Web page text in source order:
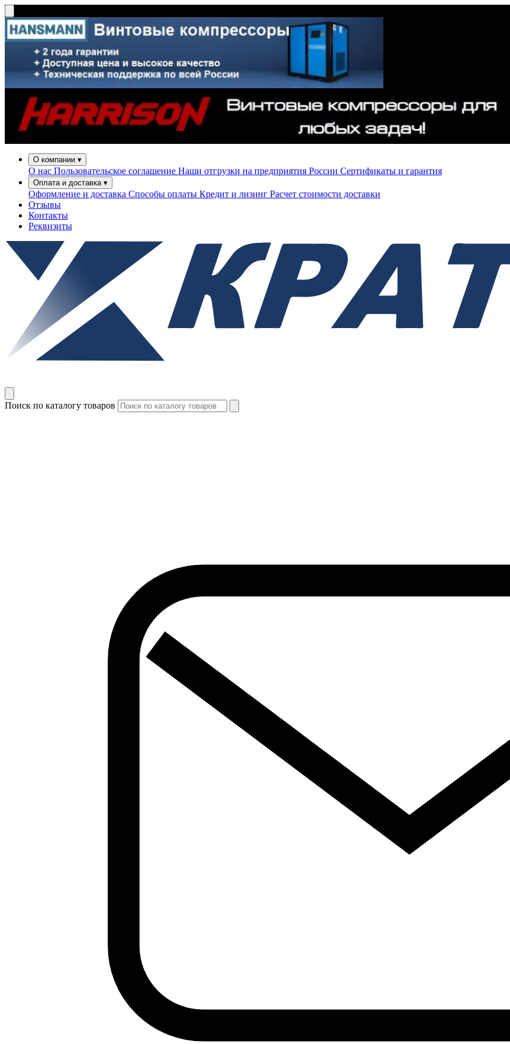
О компании ▾
О нас Пользовательское соглашение Наши отгрузки на предприятия России Сертификаты и гарантия
Оплата и доставка ▾
Оформление и доставка Способы оплаты Кредит и лизинг Расчет стоимости доставки
Отзывы
Контакты
Реквизиты
Поиск по каталогу товаров